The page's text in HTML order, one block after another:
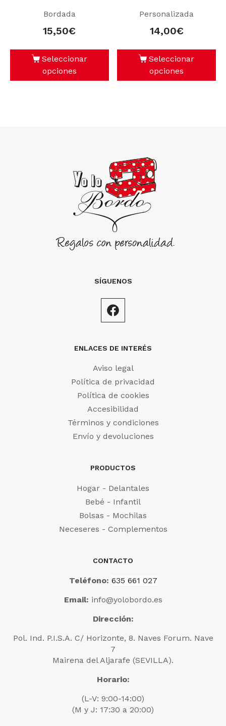
Bordada
15,50€
Seleccionar
opciones
Personalizada
14,00€
Seleccionar
opciones
SÍGUENOS
ENLACES DE INTERÉS
Aviso legal
Política de privacidad
Política de cookies
Accesibilidad
Términos y condiciones
Envío y devoluciones
PRODUCTOS
Hogar - Delantales
Bebé - Infantil
Bolsas - Mochilas
Neceseres - Complementos
CONTACTO
Teléfono: 635 661 027
Email: info@yolobordo.es
Dirección:
Pol. Ind. P.I.S.A. C/ Horizonte, 8. Naves Forum. Nave
7
Mairena del Aljarafe (SEVILLA).
Horario:
(L-V: 9:00-14:00)
(M y J: 17:30 a 20:00)